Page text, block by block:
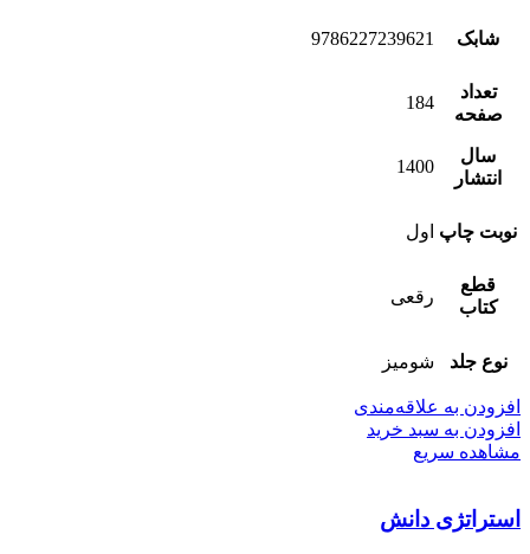
شابک 9786227239621
تعداد
صفحه
184
سال
انتشار
1400
نوبت چاپ اول
قطع
کتاب
رقعی
نوع جلد شومیز
افزودن به علاقه‌مندی
افزودن به سبد خرید
مشاهده سریع
استراتژی دانش